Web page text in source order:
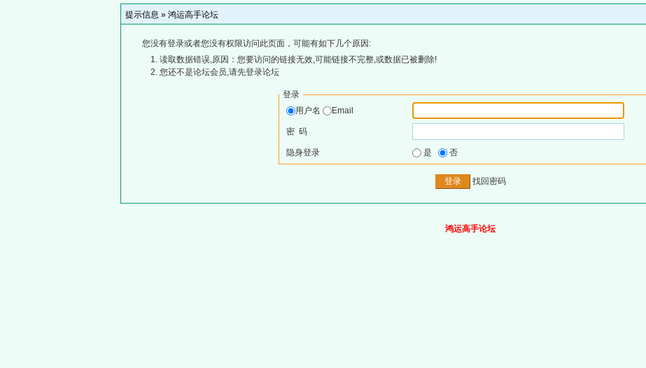
提示信息 » 鸿运高手论坛
您没有登录或者您没有权限访问此页面，可能有如下几个原因:
读取数据错误,原因：您要访问的链接无效,可能链接不完整,或数据已被删除!
您还不是论坛会员,请先登录论坛
登录
用户名
Email
密 码
隐身登录 是 否
找回密码
鸿运高手论坛